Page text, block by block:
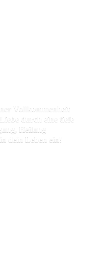
Vollkommenheit
durch eine tiefe
Heilung
dein
Leben ein!